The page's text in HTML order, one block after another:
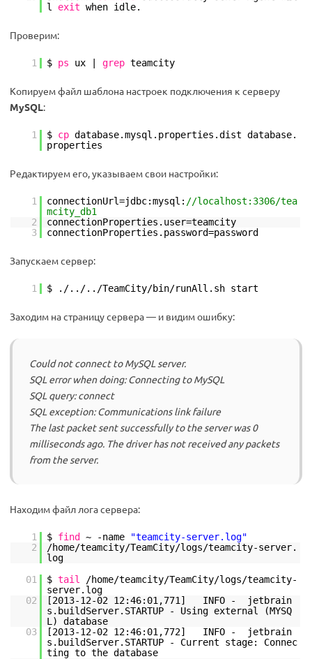
l exit when idle.
Проверим:
1 $ ps ux | grep teamcity
Копируем файл шаблона настроек подключения к серверу
MySQL:
1 $ cp database.mysql.properties.dist database.
properties
Редактируем его, указываем свои настройки:
1 connectionUrl=jdbc:mysql: //localhost:3306/tea
mcity_db1
2
connectionProperties.user=teamcity
3
connectionProperties.password=password
Запускаем сервер:
1 $ ./../.. /TeamCity/bin/runAll .sh start
Заходим на страницу сервера — и видим ошибку:
Could not connect to MySQL server.
SQL error when doing: Connecting to MySQL
SQL query: connect
SQL exception: Communications link failure
The last packet sent successfully to the server was 0
milliseconds ago. The driver has not received any packets
from the server.
Находим файл лога сервера:
1 $ find ~ -name
"teamcity-server.log"
2
/home/teamcity/TeamCity/logs/teamcity-server.
log
01
$ tail
/home/teamcity/TeamCity/logs/teamcity-
server.log
02
[2013-12-02 12:46:01,771] INFO - jetbrain
s.buildServer.STARTUP - Using external (MYSQ
L) database
03
[2013-12-02 12:46:01,772] INFO - jetbrain
s.buildServer.STARTUP - Current stage: Connec
ting to the database